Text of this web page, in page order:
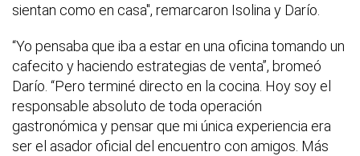
sientan como en casa", remarcaron Isolina y Darío.
“Yo pensaba que iba a estar en una oficina tomando un
cafecito y haciendo estrategias de venta”, bromeó
Darío. “Pero terminé directo en la cocina. Hoy soy el
responsable absoluto de toda operación
gastronómica y pensar que mi única experiencia era
ser el asador oficial del encuentro con amigos. Más